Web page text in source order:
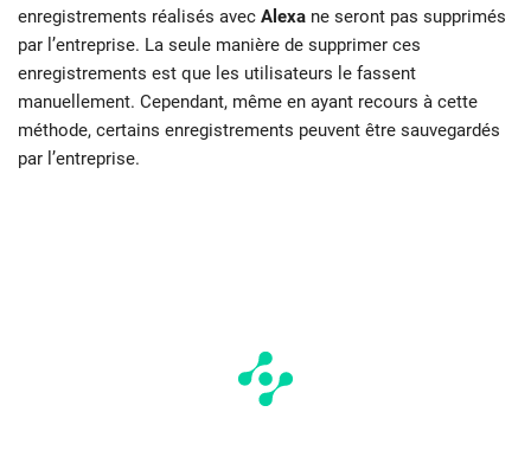
enregistrements réalisés avec Alexa ne seront pas supprimés
par l’entreprise. La seule manière de supprimer ces
enregistrements est que les utilisateurs le fassent
manuellement. Cependant, même en ayant recours à cette
méthode, certains enregistrements peuvent être sauvegardés
par l’entreprise.